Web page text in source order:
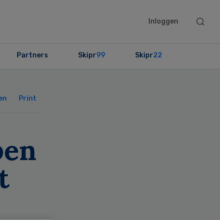
Inloggen
Search
Partners Skipr99 Skipr22
Print